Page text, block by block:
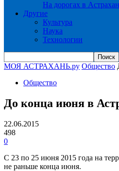
На дорогах в
Другие
Культура
Наука
Технологии
МОЯ АСТРАХАНЬ.ру Общество
Общество
До конца июня в
22.06.2015
498
0
С 23 по 25 июня 2015 года на
не раньше конца июня.